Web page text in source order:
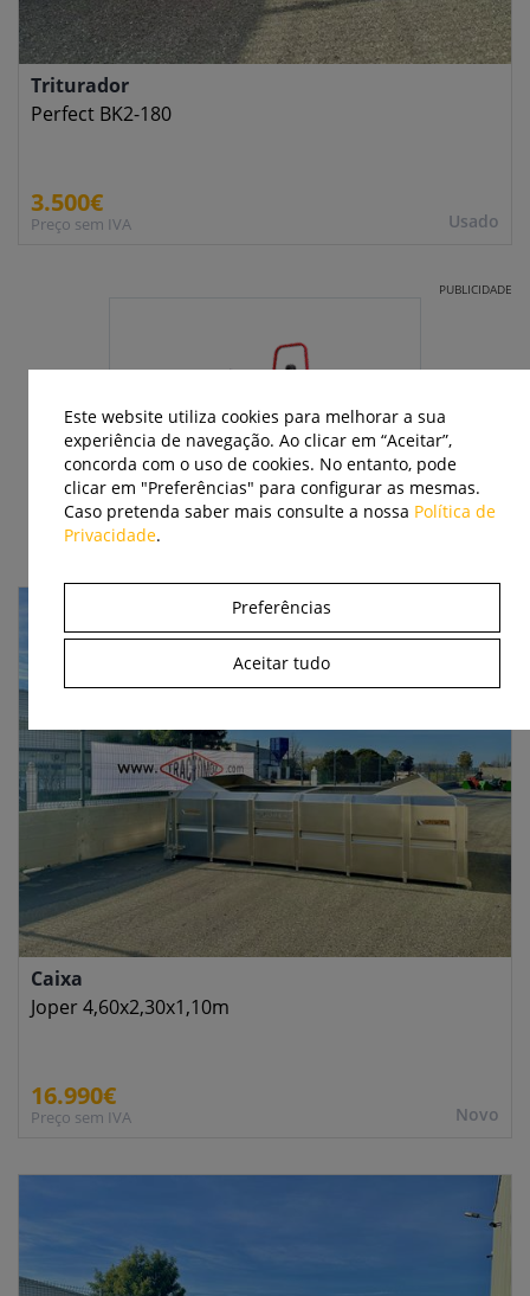
Usado
Triturador
Perfect BK2-180
3.500€
Preço sem IVA
PUBLICIDADE
Novo
Caixa
Joper 4,60x2,30x1,10m
16.990€
Preço sem IVA
Este website utiliza cookies para melhorar a sua
experiência de navegação. Ao clicar em “Aceitar”,
concorda com o uso de cookies. No entanto, pode
clicar em "Preferências" para configurar as mesmas.
Caso pretenda saber mais consulte a nossa Política de
Privacidade.
Preferências
Aceitar tudo